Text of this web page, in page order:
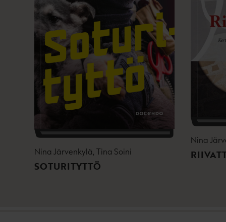
Nina Järvenkylä, Tina Soini
SOTURITYTTÖ
Nina